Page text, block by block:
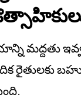
మద్దతు
రైతులకు